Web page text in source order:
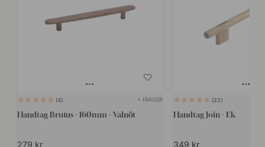
4 + FÄRGER
Handtag Brutus - 160mm - Valnöt
279 kr
22
Handtag Join - Ek
349 kr